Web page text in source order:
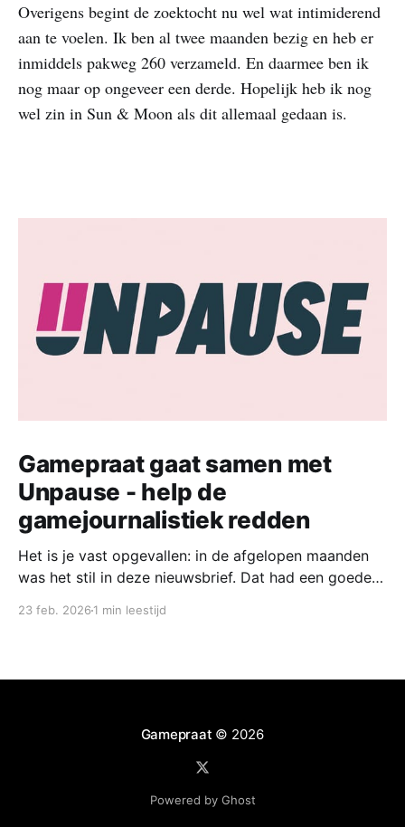
Overigens begint de zoektocht nu wel wat intimiderend
aan te voelen. Ik ben al twee maanden bezig en heb er
inmiddels pakweg 260 verzameld. En daarmee ben ik
nog maar op ongeveer een derde. Hopelijk heb ik nog
wel zin in Sun & Moon als dit allemaal gedaan is.
Gamepraat gaat samen met
Unpause - help de
gamejournalistiek redden
Het is je vast opgevallen: in de afgelopen maanden
was het stil in deze nieuwsbrief. Dat had een goede
collega-gamejournalisten met een nieuw platform,
23 feb. 2026 1 min leestijd
Gamepraat © 2026
Powered by Ghost